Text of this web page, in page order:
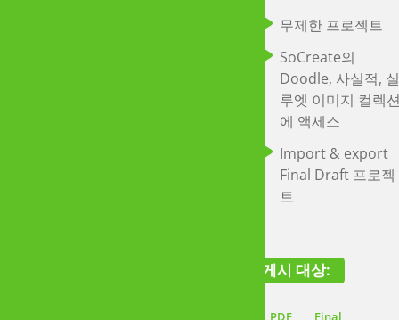
무제한 프로젝트
SoCreate의
Doodle, 사실적, 실
루엣 이미지 컬렉
에 액세스
Import & export
Final Draft 프로젝
트
게시 대상:
PDF
Final
유효한 학교 이메일
소를 가진 학생은 할
된 가격으로 모든 기
을 갖춘 프로페셔널
랜으로 SoCreate의
능을 활용할 수 있습
시나리오를 작성하
는 데 필요한 모든